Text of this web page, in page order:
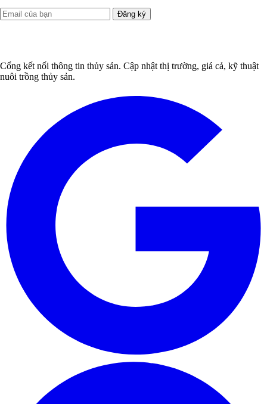
Đăng ký
Cổng kết nối thông tin thủy sản. Cập nhật thị trường, giá cả, kỹ thuật
nuôi trồng thủy sản.